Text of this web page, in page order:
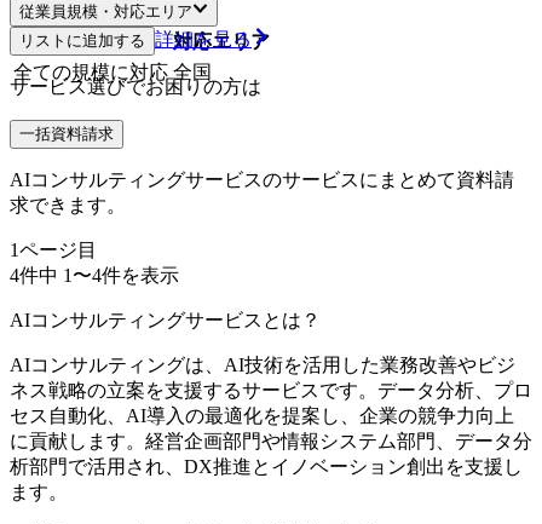
従業員規模・対応エリア
従業員規模
対応エリア
全ての規模に対応 全国
リストに追加する 詳細を見る
サービス選びでお困りの方は
一括資料請求
AIコンサルティングサービスのサービスにまとめて資料請
求できます。
1ページ目
4件中 1 〜4件を表示
AIコンサルティングサービスとは？
AIコンサルティングは、AI技術を活用した業務改善やビジ
ネス戦略の立案を支援するサービスです。データ分析、プロ
セス自動化、AI導入の最適化を提案し、企業の競争力向上
に貢献します。経営企画部門や情報システム部門、データ分
析部門で活用され、DX推進とイノベーション創出を支援し
ます。